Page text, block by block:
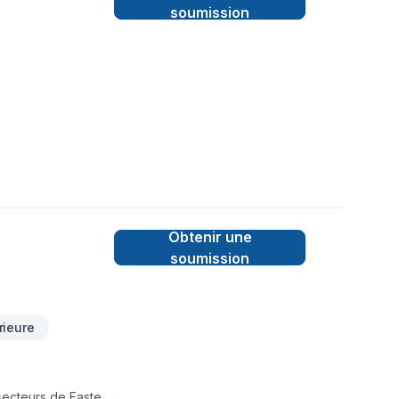
soumission
Obtenir une
soumission